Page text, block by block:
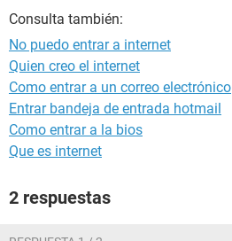
Consulta también:
No puedo entrar a internet
Quien creo el internet
Como entrar a un correo electrónico
Entrar bandeja de entrada hotmail
Como entrar a la bios
Que es internet
2 respuestas